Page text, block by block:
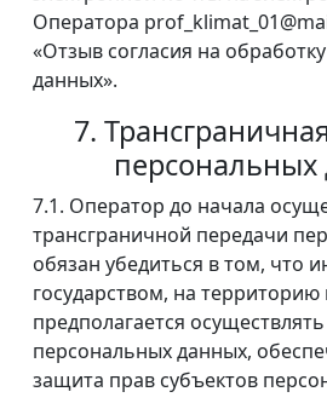
Оператора
«Отзыв согласия на
данных».
7.
7.1. Оператор до начала
трансграничной передачи
обязан убедиться в том, что
государством, на территорию
предполагается
персональных данных,
защита прав субъектов